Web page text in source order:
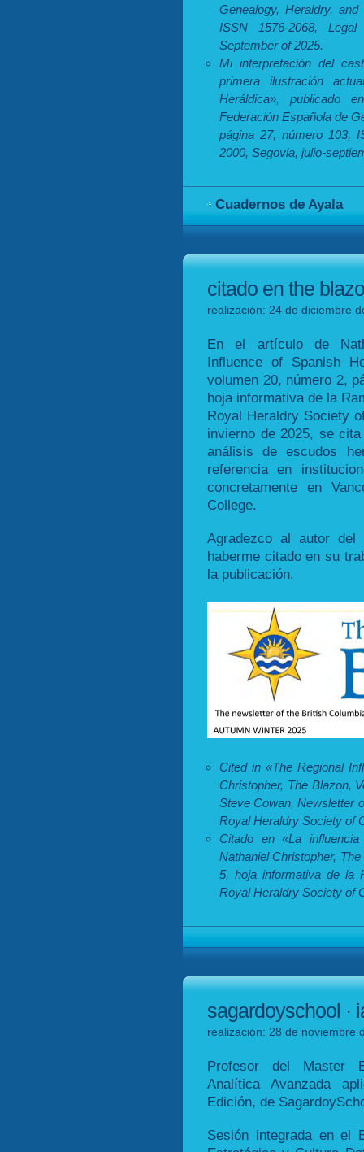
Genealogy, Heraldry,
ISSN 1576-2068,
September of 2025.
Mi interpretación del
primera ilustración
Heráldica», publicado
Federación Española de
página 27, número 103,
2000, Segovia, julio-
Cuadernos de Ayala
citado en the
realización: 24 de diciembre
En el artículo de
Influence of Spanish
volumen 20, número 2,
hoja informativa de la
Royal Heraldry Society
invierno de 2025, se
análisis de escudos
referencia en
concretamente en
College.
Agradezco al autor del
haberme citado en su
la publicación.
Cited in «The Regional
Christopher, The Blazon,
Steve Cowan, Newsletter
Royal Heraldry Society of
Citado en «La
Nathaniel Christopher,
5, hoja informativa de la
Royal Heraldry Society of
sagardoyschool ·
realización: 28 de noviembre
Profesor del Master
Analítica Avanzada
Edición, de
Sesión integrada en el